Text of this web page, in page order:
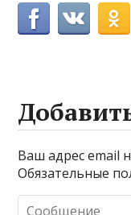
Ваш адрес email
Обязательные